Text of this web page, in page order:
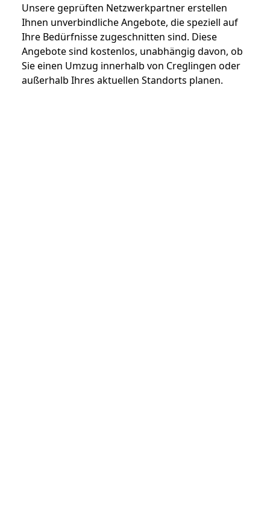
Unsere geprüften Netzwerkpartner erstellen
Ihnen unverbindliche Angebote, die speziell auf
Ihre Bedürfnisse zugeschnitten sind. Diese
Angebote sind kostenlos, unabhängig davon, ob
Sie einen Umzug innerhalb von Creglingen oder
außerhalb Ihres aktuellen Standorts planen.